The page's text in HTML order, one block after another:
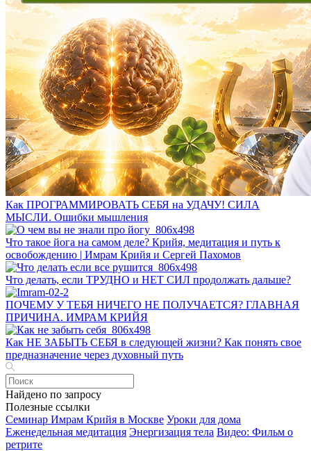
Как ПРОГРАММИРОВАТЬ СЕБЯ на УДАЧУ! СИЛА
МЫСЛИ. Ошибки мышления
Что такое йога на самом деле? Крийя, медитация и путь к
освобождению | Имрам Крийя и Сергей Пахомов
Что делать, если ТРУДНО и НЕТ СИЛ продолжать дальше?
ПОЧЕМУ У ТЕБЯ НИЧЕГО НЕ ПОЛУЧАЕТСЯ? ГЛАВНАЯ
ПРИЧИНА. ИМРАМ КРИЙЯ
Как НЕ ЗАБЫТЬ СЕБЯ в следующей жизни? Как понять свое
предназначение через духовный путь
Найдено по запросу
Полезные ссылки
Семинар Имрам Крийя в Москве Уроки для дома
Еженедельная медитация Энергизация тела Видео: Фильм о
ретрите